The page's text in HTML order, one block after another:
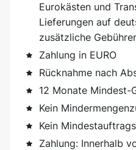
Eurokästen und
Lieferungen auf
zusätzliche
Zahlung in EURO
Rücknahme nach
12 Monate Mindest-
Kein
Kein
Zahlung: Innerhalb